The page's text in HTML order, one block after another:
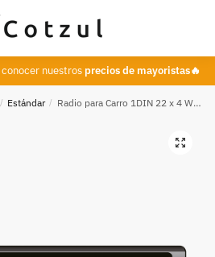
nuestros precios de mayoristas🔥
/ Estándar / Radio para Carro 1DIN 22 x 4 W Potencia Máxima, MP3, Bluetooth, Ecualizador Gráfico, Puerto USB, PIONEER DEH-X500BT
🔍